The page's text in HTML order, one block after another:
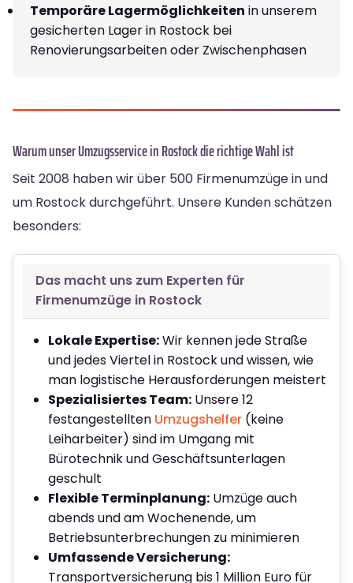
Temporäre Lagermöglichkeiten in unserem
gesicherten Lager in Rostock bei
Renovierungsarbeiten oder Zwischenphasen
Warum unser Umzugsservice in Rostock die richtige Wahl ist
Seit 2008 haben wir über 500 Firmenumzüge in und
um Rostock durchgeführt. Unsere Kunden schätzen
besonders:
Das macht uns zum Experten für
Firmenumzüge in Rostock
Lokale Expertise:Wir kennen jede Straße
und jedes Viertel in Rostock und wissen, wie
man logistische Herausforderungen meistert
Spezialisiertes Team: Unsere 12
festangestellten Umzugshelfer (keine
Leiharbeiter) sind im Umgang mit
Bürotechnik und Geschäftsunterlagen
geschult
Flexible Terminplanung: Umzüge auch
abends und am Wochenende, um
Betriebsunterbrechungen zu minimieren
Umfassende Versicherung:
Transportversicherung bis 1 Million Euro für